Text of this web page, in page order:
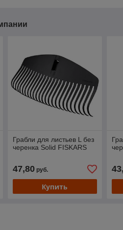
Грабли для листьев L без
черенка Solid FISKARS
47,80руб.
Купить